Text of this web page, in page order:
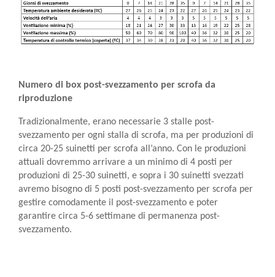
Numero di box post-svezzamento per scrofa da
riproduzione
Tradizionalmente, erano necessarie 3 stalle post-
svezzamento per ogni stalla di scrofa, ma per produzioni di
circa 20-25 suinetti per scrofa all’anno. Con le produzioni
attuali dovremmo arrivare a un minimo di 4 posti per
produzioni di 25-30 suinetti, e sopra i 30 suinetti svezzati
avremo bisogno di 5 posti post-svezzamento per scrofa per
gestire comodamente il post-svezzamento e poter
garantire circa 5-6 settimane di permanenza post-
svezzamento.